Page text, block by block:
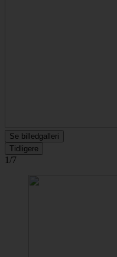
Se billedgalleri
Tidligere
1/7